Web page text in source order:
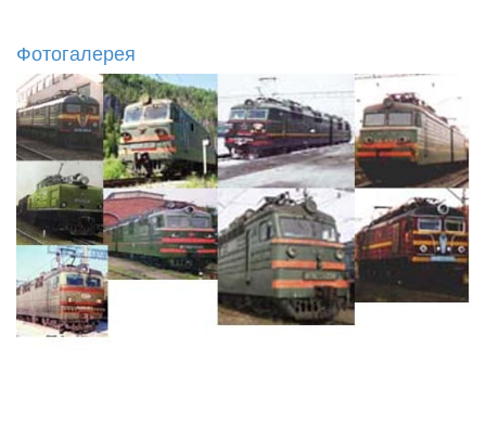
Фотогалерея